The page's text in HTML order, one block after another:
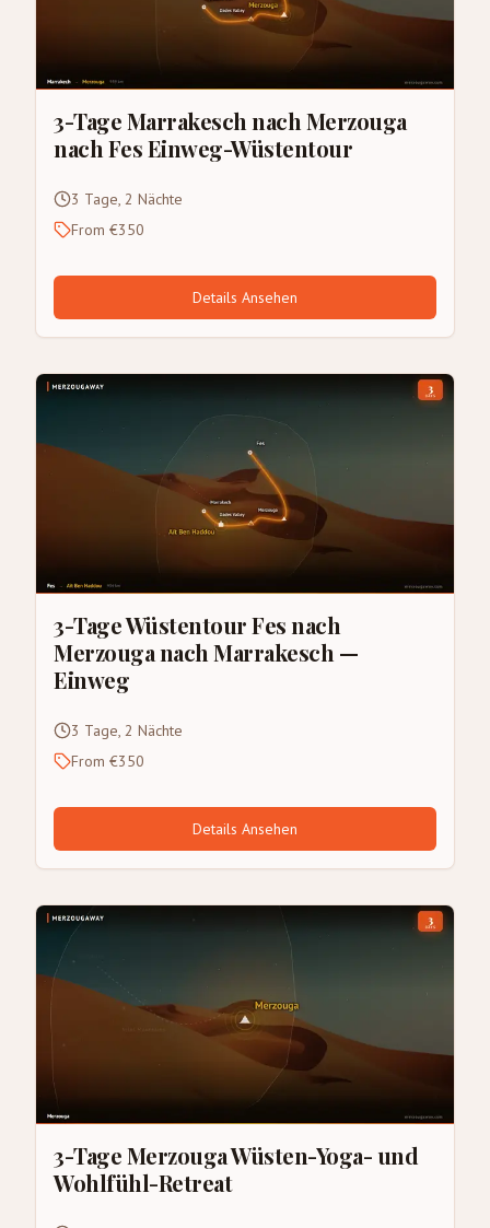
3-Tage Marrakesch nach Merzouga
nach Fes Einweg-Wüstentour
3 Tage, 2 Nächte
From €350
Details Ansehen
3-Tage Wüstentour Fes nach
Merzouga nach Marrakesch —
Einweg
3 Tage, 2 Nächte
From €350
Details Ansehen
3-Tage Merzouga Wüsten-Yoga- und
Wohlfühl-Retreat